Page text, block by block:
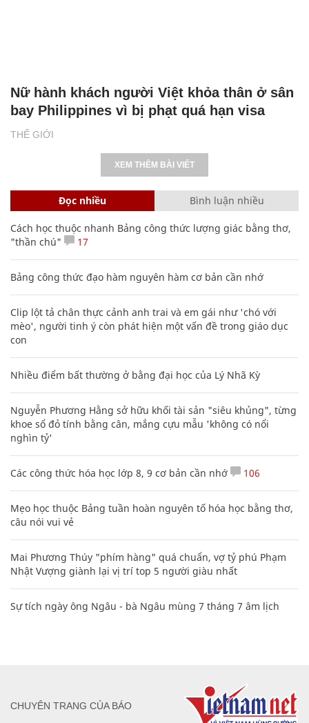
THẾ GIỚI
Nữ hành khách người Việt khỏa thân ở sân
bay Philippines vì bị phạt quá hạn visa
XEM THÊM BÀI VIẾT
Đọc nhiều Bình luận nhiều
Cách học thuộc nhanh Bảng công thức lượng giác bằng thơ,
"thần chú"
17
Bảng công thức đạo hàm nguyên hàm cơ bản cần nhớ
Clip lột tả chân thực cảnh anh trai và em gái như 'chó với
mèo', người tinh ý còn phát hiện một vấn đề trong giáo dục
con
Nhiều điểm bất thường ở bằng đại học của Lý Nhã Kỳ
Nguyễn Phương Hằng sở hữu khối tài sản "siêu khủng", từng
khoe sổ đỏ tính bằng cân, mắng cựu mẫu 'không có nổi
nghìn tỷ'
Các công thức hóa học lớp 8, 9 cơ bản cần nhớ 106
Mẹo học thuộc Bảng tuần hoàn nguyên tố hóa học bằng thơ,
câu nói vui vẻ
Mai Phương Thúy "phím hàng" quá chuẩn, vợ tỷ phú Phạm
Nhật Vượng giành lại vị trí top 5 người giàu nhất
Sự tích ngày ông Ngâu - bà Ngâu mùng 7 tháng 7 âm lịch
CHUYÊN TRANG CỦA BÁO